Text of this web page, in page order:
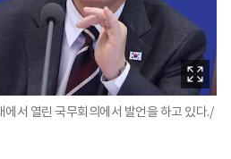
서 열린 국무회의에서 발언을 하고 있다./